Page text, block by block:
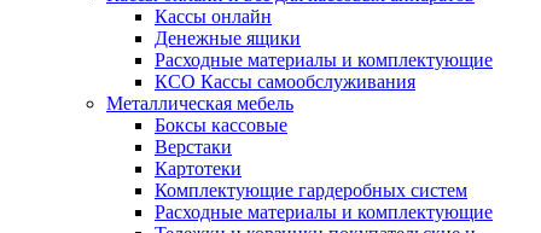
Кассы онлайн
Денежные ящики
Расходные материалы и комплектующие
КСО Кассы самообслуживания
Металлическая мебель
Боксы кассовые
Верстаки
Картотеки
Комплектующие гардеробных систем
Расходные материалы и комплектующие